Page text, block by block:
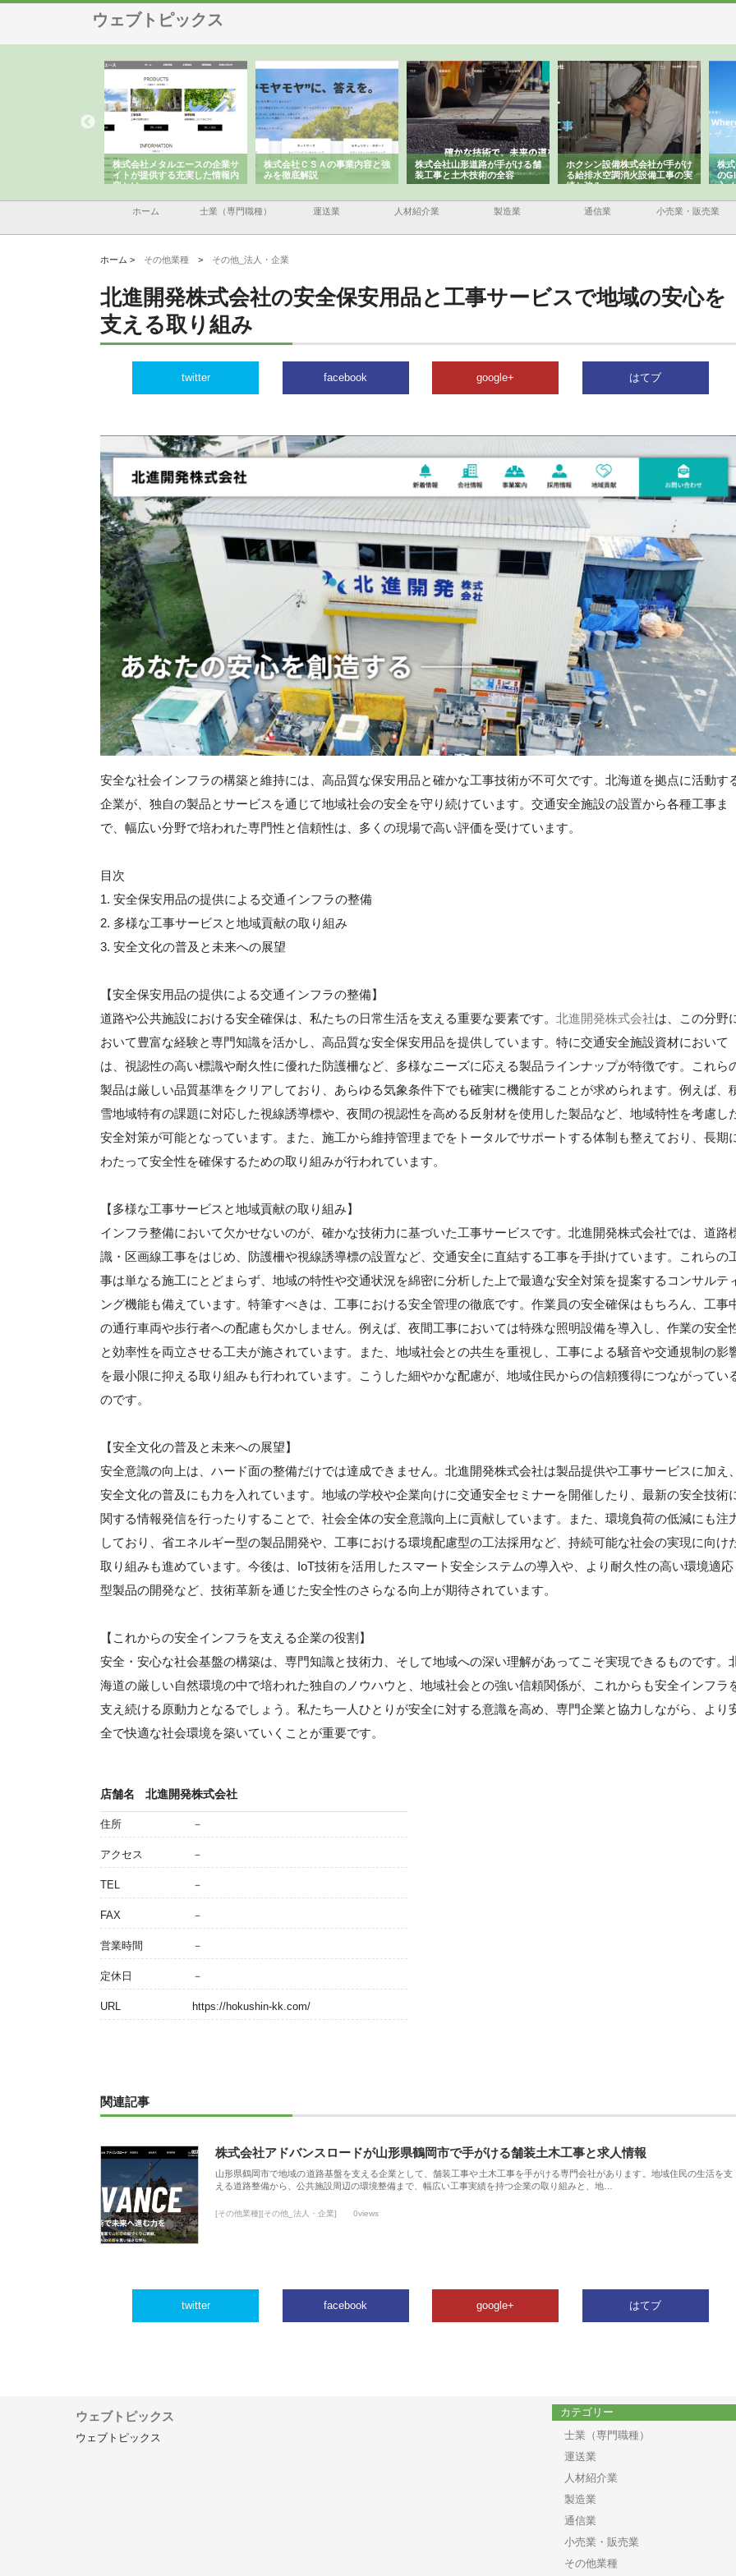
ウェブトピックス
株式会社ＣＳＡの事業内容と強
みを徹底解説
株式会社山形道路が手がける舗
装工事と土木技術の全容
ホクシン設備株式会社が手がけ
る給排水空調消火設備工事の実
績と強み
株式会社東京シー・エム・シー
のGISインフラ管理システム導
入メリット
株
か
由
ホーム 士業（専門職種） 運送業 人材紹介業 製造業 通信業 小売業・販売業
ホーム > その他業種 > その他_法人・企業
北進開発株式会社の安全保安用品と工事サービスで地域の安心を
支える取り組み
twitter facebook google+ はてブ
安全な社会インフラの構築と維持には、高品質な保安用品と確かな工事技術が不可欠です。北海道を拠点に活動す
企業が、独自の製品とサービスを通じて地域社会の安全を守り続けています。交通安全施設の設置から各種工事ま
で、幅広い分野で培われた専門性と信頼性は、多くの現場で高い評価を受けています。
目次
1. 安全保安用品の提供による交通インフラの整備
2. 多様な工事サービスと地域貢献の取り組み
3. 安全文化の普及と未来への展望
【安全保安用品の提供による交通インフラの整備】
道路や公共施設における安全確保は、私たちの日常生活を支える重要な要素です。 北進開発株式会社は、この分野
おいて豊富な経験と専門知識を活かし、高品質な安全保安用品を提供しています。特に交通安全施設資材において
は、視認性の高い標識や耐久性に優れた防護柵など、多様なニーズに応える製品ラインナップが特徴です。これら
製品は厳しい品質基準をクリアしており、あらゆる気象条件下でも確実に機能することが求められます。例えば、
雪地域特有の課題に対応した視線誘導標や、夜間の視認性を高める反射材を使用した製品など、地域特性を考慮し
安全対策が可能となっています。また、施工から維持管理までをトータルでサポートする体制も整えており、長期
わたって安全性を確保するための取り組みが行われています。
【多様な工事サービスと地域貢献の取り組み】
インフラ整備において欠かせないのが、確かな技術力に基づいた工事サービスです。北進開発株式会社では、道路
識・区画線工事をはじめ、防護柵や視線誘導標の設置など、交通安全に直結する工事を手掛けています。これらの
事は単なる施工にとどまらず、地域の特性や交通状況を綿密に分析した上で最適な安全対策を提案するコンサルテ
ング機能も備えています。特筆すべきは、工事における安全管理の徹底です。作業員の安全確保はもちろん、工事
の通行車両や歩行者への配慮も欠かしません。例えば、夜間工事においては特殊な照明設備を導入し、作業の安全
と効率性を両立させる工夫が施されています。また、地域社会との共生を重視し、工事による騒音や交通規制の影
を最小限に抑える取り組みも行われています。こうした細やかな配慮が、地域住民からの信頼獲得につながってい
のです。
【安全文化の普及と未来への展望】
安全意識の向上は、ハード面の整備だけでは達成できません。北進開発株式会社は製品提供や工事サービスに加え、
安全文化の普及にも力を入れています。地域の学校や企業向けに交通安全セミナーを開催したり、最新の安全技術
関する情報発信を行ったりすることで、社会全体の安全意識向上に貢献しています。また、環境負荷の低減にも注
しており、省エネルギー型の製品開発や、工事における環境配慮型の工法採用など、持続可能な社会の実現に向け
取り組みも進めています。今後は、IoT技術を活用したスマート安全システムの導入や、より耐久性の高い環境適応
型製品の開発など、技術革新を通じた安全性のさらなる向上が期待されています。
【これからの安全インフラを支える企業の役割】
安全・安心な社会基盤の構築は、専門知識と技術力、そして地域への深い理解があってこそ実現できるものです。
海道の厳しい自然環境の中で培われた独自のノウハウと、地域社会との強い信頼関係が、これからも安全インフラ
支え続ける原動力となるでしょう。私たち一人ひとりが安全に対する意識を高め、専門企業と協力しながら、より
全で快適な社会環境を築いていくことが重要です。
店舗名 北進開発株式会社
住所 －
アクセス －
TEL －
FAX －
営業時間 －
定休日 －
URL https://hokushin-kk.com/
関連記事
株式会社アドバンスロードが山形県鶴岡市で手がける舗装土木工事と求人情報
山形県鶴岡市で地域の道路基盤を支える企業として、舗装工事や土木工事を手がける専門会社があります。地域住民の生活を支
える道路整備から、公共施設周辺の環境整備まで、幅広い工事実績を持つ企業の取り組みと、地…
[その他業種][その他_法人・企業] 0views
twitter facebook google+ はてブ
ウェブトピックス
ウェブトピックス
カテゴリー
士業（専門職種）
運送業
人材紹介業
製造業
通信業
小売業・販売業
その他業種